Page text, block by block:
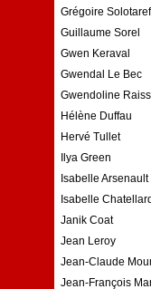
Grégoire
Guillaume Sorel
Gwen Keraval
Gwendal Le Bec
Gwendoline
Hélène Duffau
Hervé Tullet
Ilya Green
Isabelle Arsenault
Isabelle
Janik Coat
Jean Leroy
Jean-Claude
Jean-François